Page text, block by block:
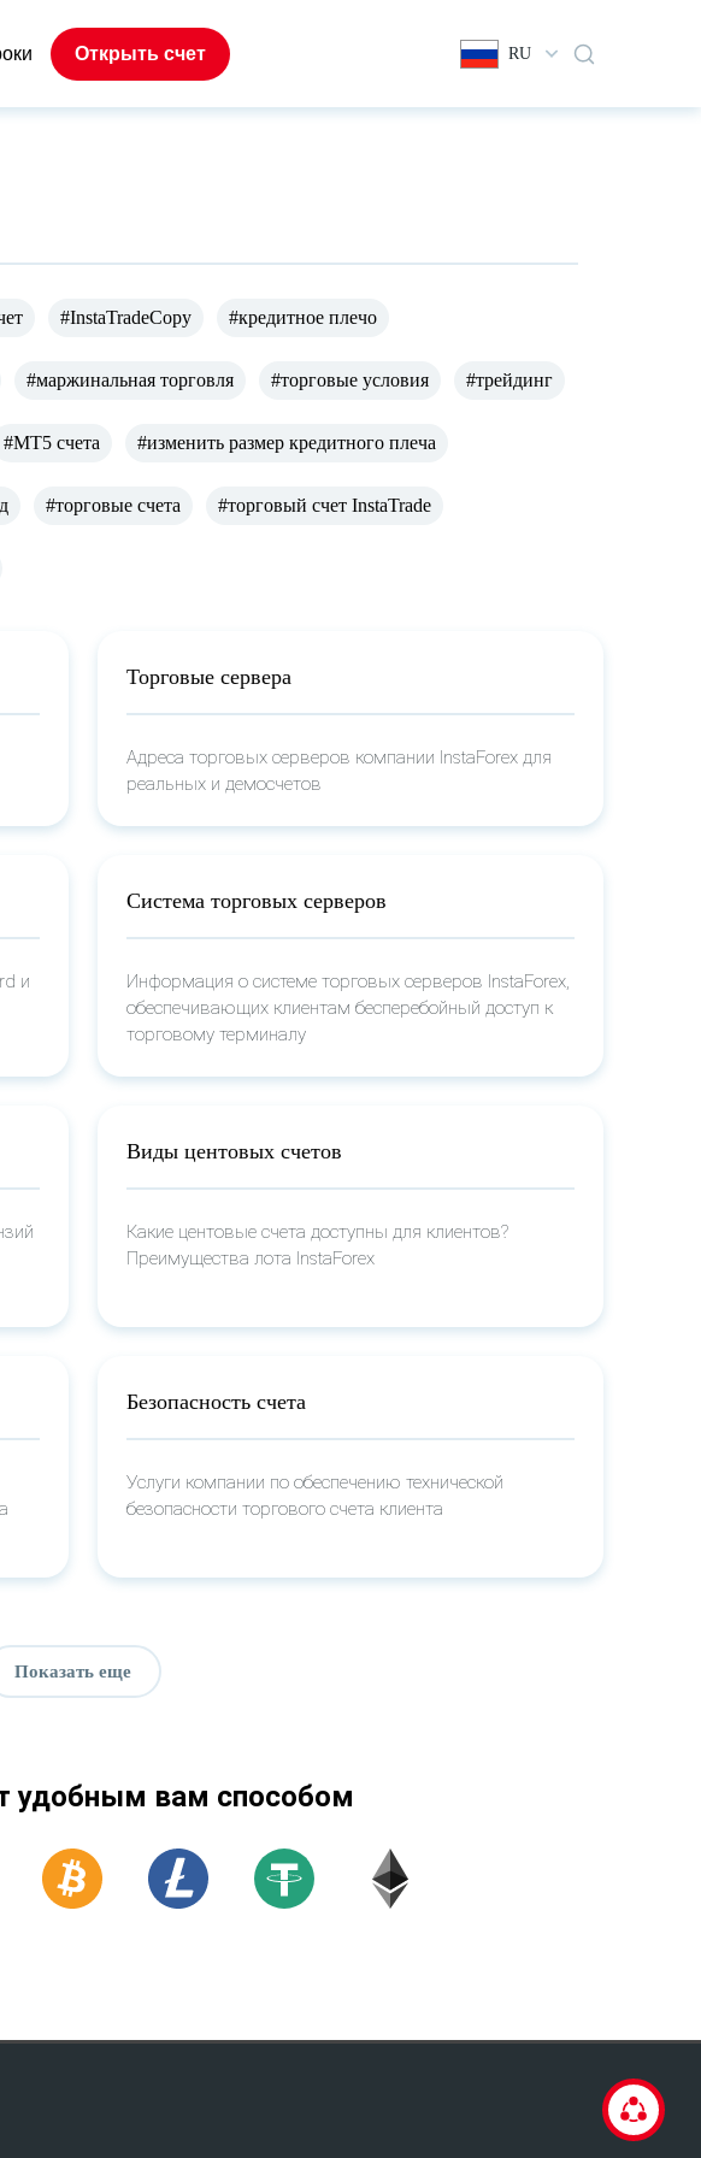
Открыть счет RU
#InstaTradeCopy #кредитное плечо
#маржинальная торговля #торговые условия #трейдинг
#МТ5 счета #изменить размер кредитного плеча
#торговые счета #торговый счет InstaTrade
Торговые сервера
Адреса торговых серверов компании InstaForex для
реальных и демосчетов
и
Система торговых серверов
Информация о системе торговых серверов InstaForex,
обеспечивающих клиентам бесперебойный доступ к
торговому терминалу
Виды центовых счетов
Какие центовые счета доступны для клиентов?
Преимущества лота InstaForex
Безопасность счета
Услуги компании по обеспечению технической
безопасности торгового счета клиента
Показать еще
удобным вам способом